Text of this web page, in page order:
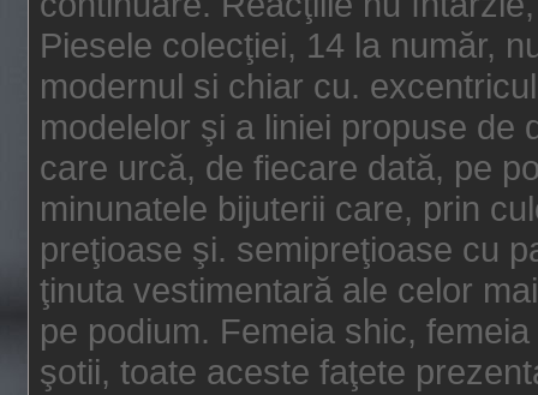
Piesele colecţiei, 14 la număr,
modernul si chiar cu.
modelelor şi a liniei propuse de
care urcă, de fiecare dată, pe
minunatele bijuterii care, prin
preţioase şi. semipreţioase cu
ţinuta vestimentară ale celor
pe podium. Femeia shic,
şotii, toate aceste faţete